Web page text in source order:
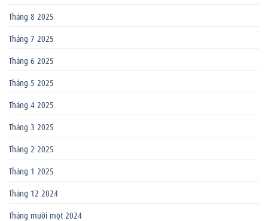
Tháng 8 2025
Tháng 7 2025
Tháng 6 2025
Tháng 5 2025
Tháng 4 2025
Tháng 3 2025
Tháng 2 2025
Tháng 1 2025
Tháng 12 2024
Tháng mười một 2024